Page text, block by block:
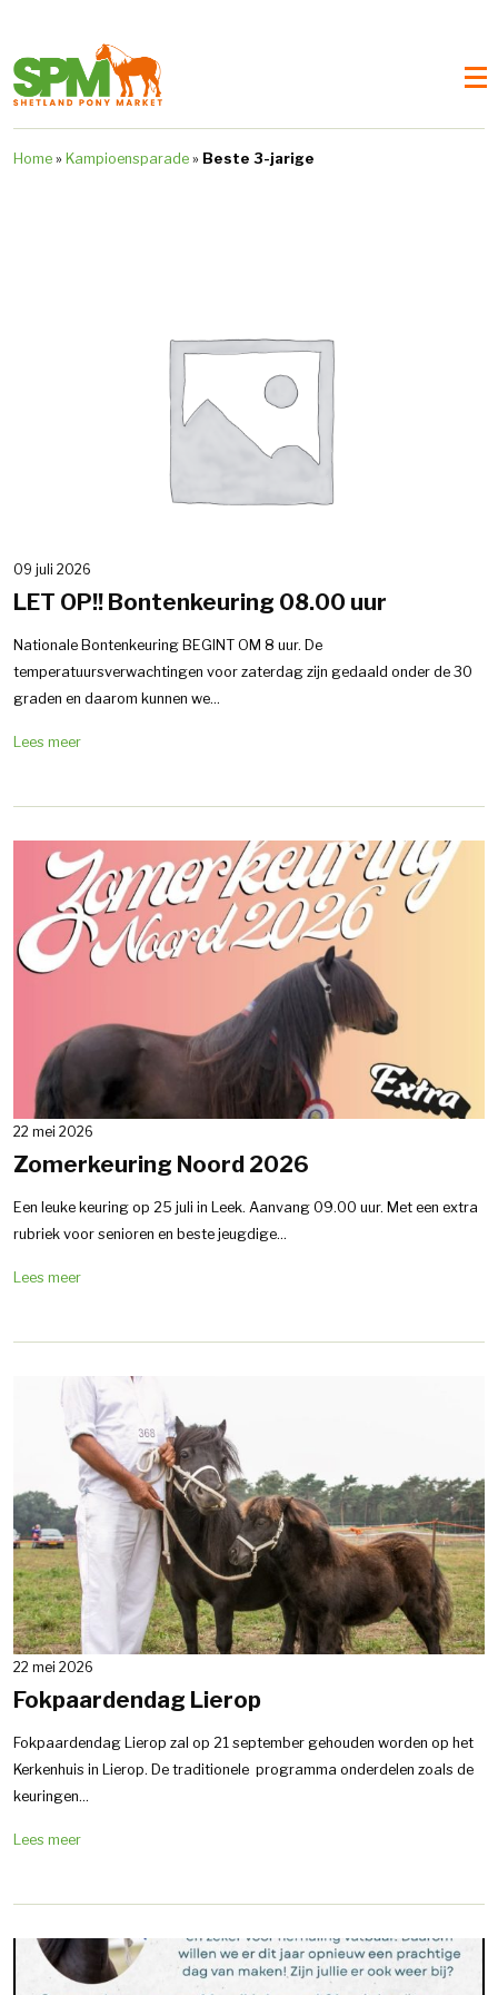
Home » Kampioensparade » Beste 3-jarige
09 juli 2026
LET OP!! Bontenkeuring 08.00 uur
Nationale Bontenkeuring BEGINT OM 8 uur. De
temperatuursverwachtingen voor zaterdag zijn gedaald onder de 30
graden en daarom kunnen we...
Lees meer
22 mei 2026
Zomerkeuring Noord 2026
Een leuke keuring op 25 juli in Leek. Aanvang 09.00 uur. Met een extra
rubriek voor senioren en beste jeugdige...
Lees meer
22 mei 2026
Fokpaardendag Lierop
Fokpaardendag Lierop zal op 21 september gehouden worden op het
Kerkenhuis in Lierop. De traditionele programma onderdelen zoals de
keuringen...
Lees meer